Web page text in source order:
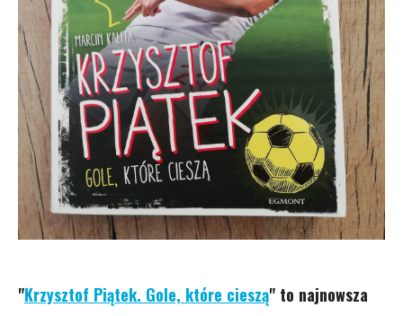
"Krzysztof Piątek. Gole, które cieszą" to najnowsza